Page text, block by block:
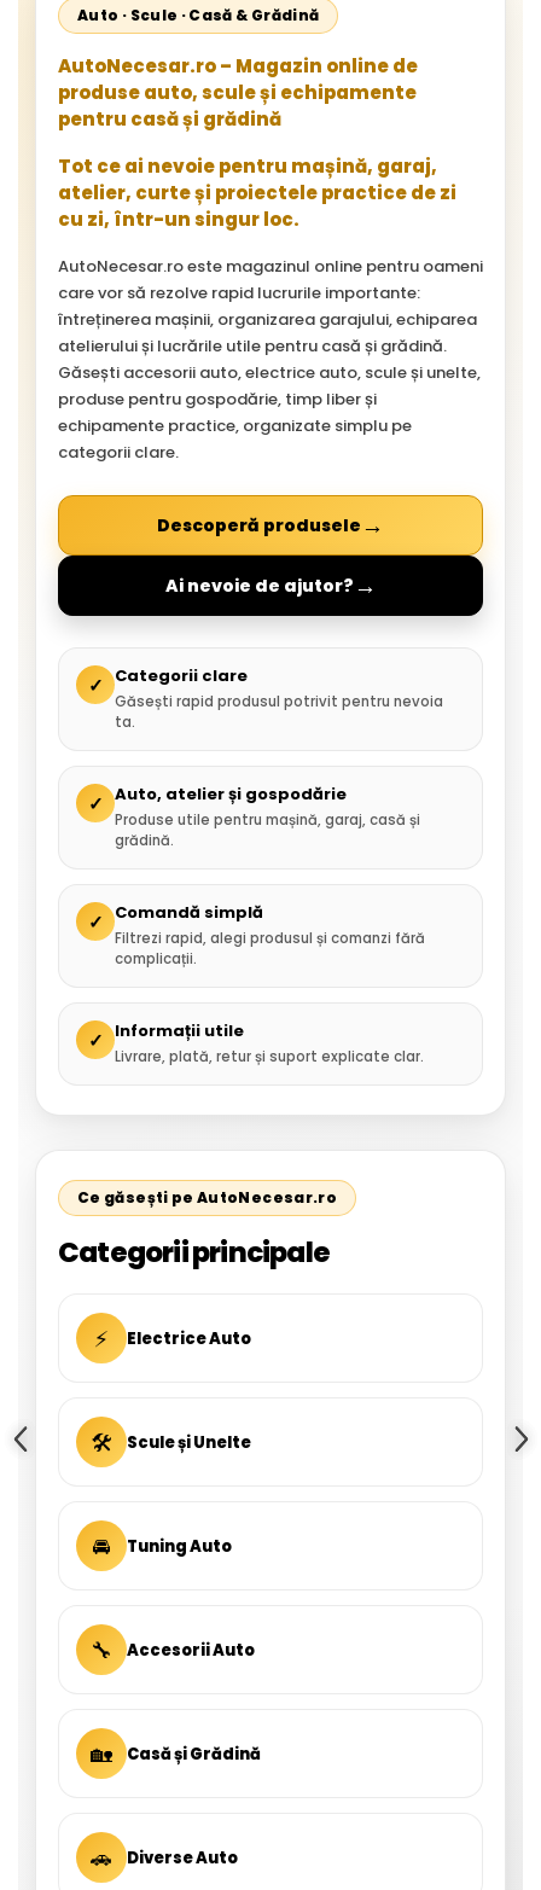
Auto · Scule · Casă & Grădină
AutoNecesar.ro – Magazin online de
produse auto, scule și echipamente
pentru casă și grădină
Tot ce ai nevoie pentru mașină, garaj,
atelier, curte și proiectele practice de zi
cu zi, într-un singur loc.
AutoNecesar.ro este magazinul online pentru oameni
care vor să rezolve rapid lucrurile importante:
întreținerea mașinii, organizarea garajului, echiparea
atelierului și lucrările utile pentru casă și grădină.
Găsești accesorii auto, electrice auto, scule și unelte,
produse pentru gospodărie, timp liber și
echipamente practice, organizate simplu pe
categorii clare.
Descoperă produsele →
Ai nevoie de ajutor? →
✓ Categorii clare
Găsești rapid produsul potrivit pentru nevoia
ta.
✓ Auto, atelier și gospodărie
Produse utile pentru mașină, garaj, casă și
grădină.
✓ Comandă simplă
Filtrezi rapid, alegi produsul și comanzi fără
complicații.
✓ Informații utile
Livrare, plată, retur și suport explicate clar.
Ce găsești pe AutoNecesar.ro
Categorii principale
⚡ Electrice Auto
🛠 Scule și Unelte
🚘 Tuning Auto
🔧 Accesorii Auto
🏡 Casă și Grădină
🚗 Diverse Auto